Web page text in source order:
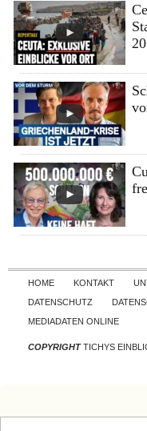
HOME KONTAKT
DATENSCHUTZ
MEDIADATEN ONLINE
COPYRIGHTTICHYS